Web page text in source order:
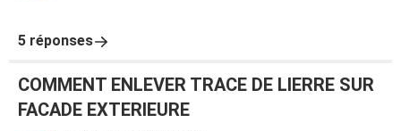
5 réponses
COMMENT ENLEVER TRACE DE LIERRE SUR
FACADE EXTERIEURE